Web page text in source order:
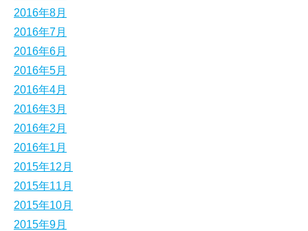
2016年8月
2016年7月
2016年6月
2016年5月
2016年4月
2016年3月
2016年2月
2016年1月
2015年12月
2015年11月
2015年10月
2015年9月